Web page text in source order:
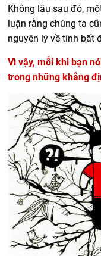
Không lâu sau đó,
luận rằng chúng ta
nguyên lý về tính bất
Vì vậy, mỗi khi bạn
trong những khẳng